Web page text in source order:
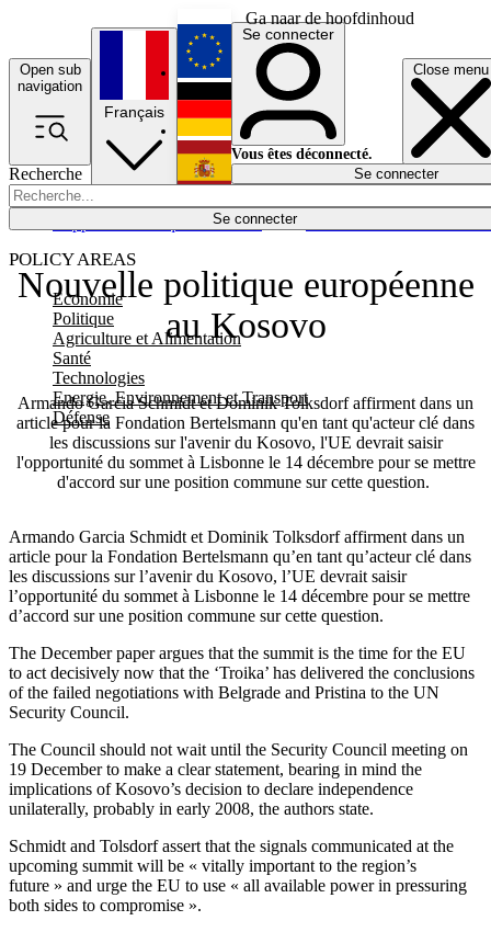
Ga naar de hoofdinhoud
Open sub
navigation
Close menu
Recherche
Se connecter
POLICY AREAS
Economie
Politique
Agriculture et Alimentation
Santé
Technologies
Energie, Environnement et Transport
Défense
Économie
Français
English
Deutsch
Español
Se connecter
Vous êtes déconnecté.
Se connecter
Nouvelle politique européenne
au Kosovo
Armando Garcia Schmidt et Dominik Tolksdorf affirment dans un
article pour la Fondation Bertelsmann qu'en tant qu'acteur clé dans
les discussions sur l'avenir du Kosovo, l'UE devrait saisir
l'opportunité du sommet à Lisbonne le 14 décembre pour se mettre
d'accord sur une position commune sur cette question.
Armando Garcia Schmidt et Dominik Tolksdorf affirment dans un
article pour la Fondation Bertelsmann qu’en tant qu’acteur clé dans
les discussions sur l’avenir du Kosovo, l’UE devrait saisir
l’opportunité du sommet à Lisbonne le 14 décembre pour se mettre
d’accord sur une position commune sur cette question.
The December paper argues that the summit is the time for the EU
to act decisively now that the ‘Troika’ has delivered the conclusions
of the failed negotiations with Belgrade and Pristina to the UN
Security Council.
The Council should not wait until the Security Council meeting on
19 December to make a clear statement, bearing in mind the
implications of Kosovo’s decision to declare independence
unilaterally, probably in early 2008, the authors state.
Schmidt and Tolsdorf assert that the signals communicated at the
upcoming summit will be « vitally important to the region’s
future » and urge the EU to use « all available power in pressuring
both sides to compromise ».